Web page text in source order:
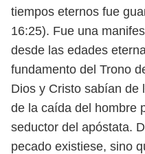
tiempos eternos fue
16:25). Fue una
desde las edades
fundamento del Trono
Dios y Cristo sabían de
de la caída del hombre
seductor del apóstata.
pecado existiese, sino